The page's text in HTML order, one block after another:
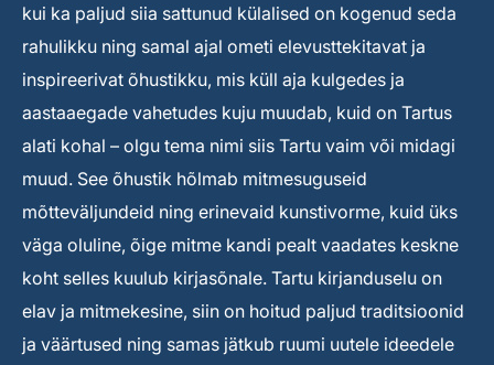
kui ka paljud siia sattunud külalised on kogenud seda
rahulikku ning samal ajal ometi elevusttekitavat ja
inspireerivat õhustikku, mis küll aja kulgedes ja
aastaaegade vahetudes kuju muudab, kuid on Tartus
alati kohal – olgu tema nimi siis Tartu vaim või midagi
muud. See õhustik hõlmab mitmesuguseid
mõtteväljundeid ning erinevaid kunstivorme, kuid üks
väga oluline, õige mitme kandi pealt vaadates keskne
koht selles kuulub kirjasõnale. Tartu kirjanduselu on
elav ja mitmekesine, siin on hoitud paljud traditsioonid
ja väärtused ning samas jätkub ruumi uutele ideedele